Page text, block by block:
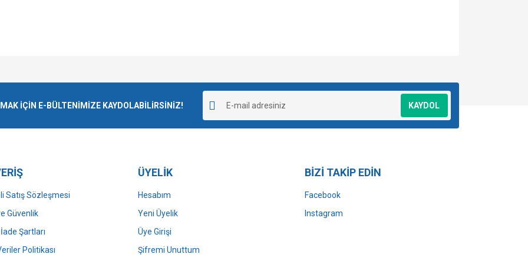
Gönder
İÇİN E-BÜLTENİMİZE KAYDOLABİLİRSİNİZ! KAYDOL
Satış Sözleşmesi
Güvenlik
Şartları
Politikası
ÜYELİK
Hesabım
Yeni Üyelik
Üye Girişi
Şifremi Unuttum
BİZİ TAKİP EDİN
Facebook
Instagram